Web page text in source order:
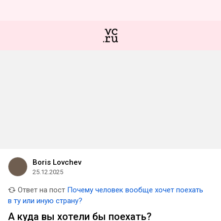
Boris Lovchev
25.12.2025
Ответ на пост Почему человек вообще хочет поехать
в ту или иную страну?
А куда вы хотели бы поехать?